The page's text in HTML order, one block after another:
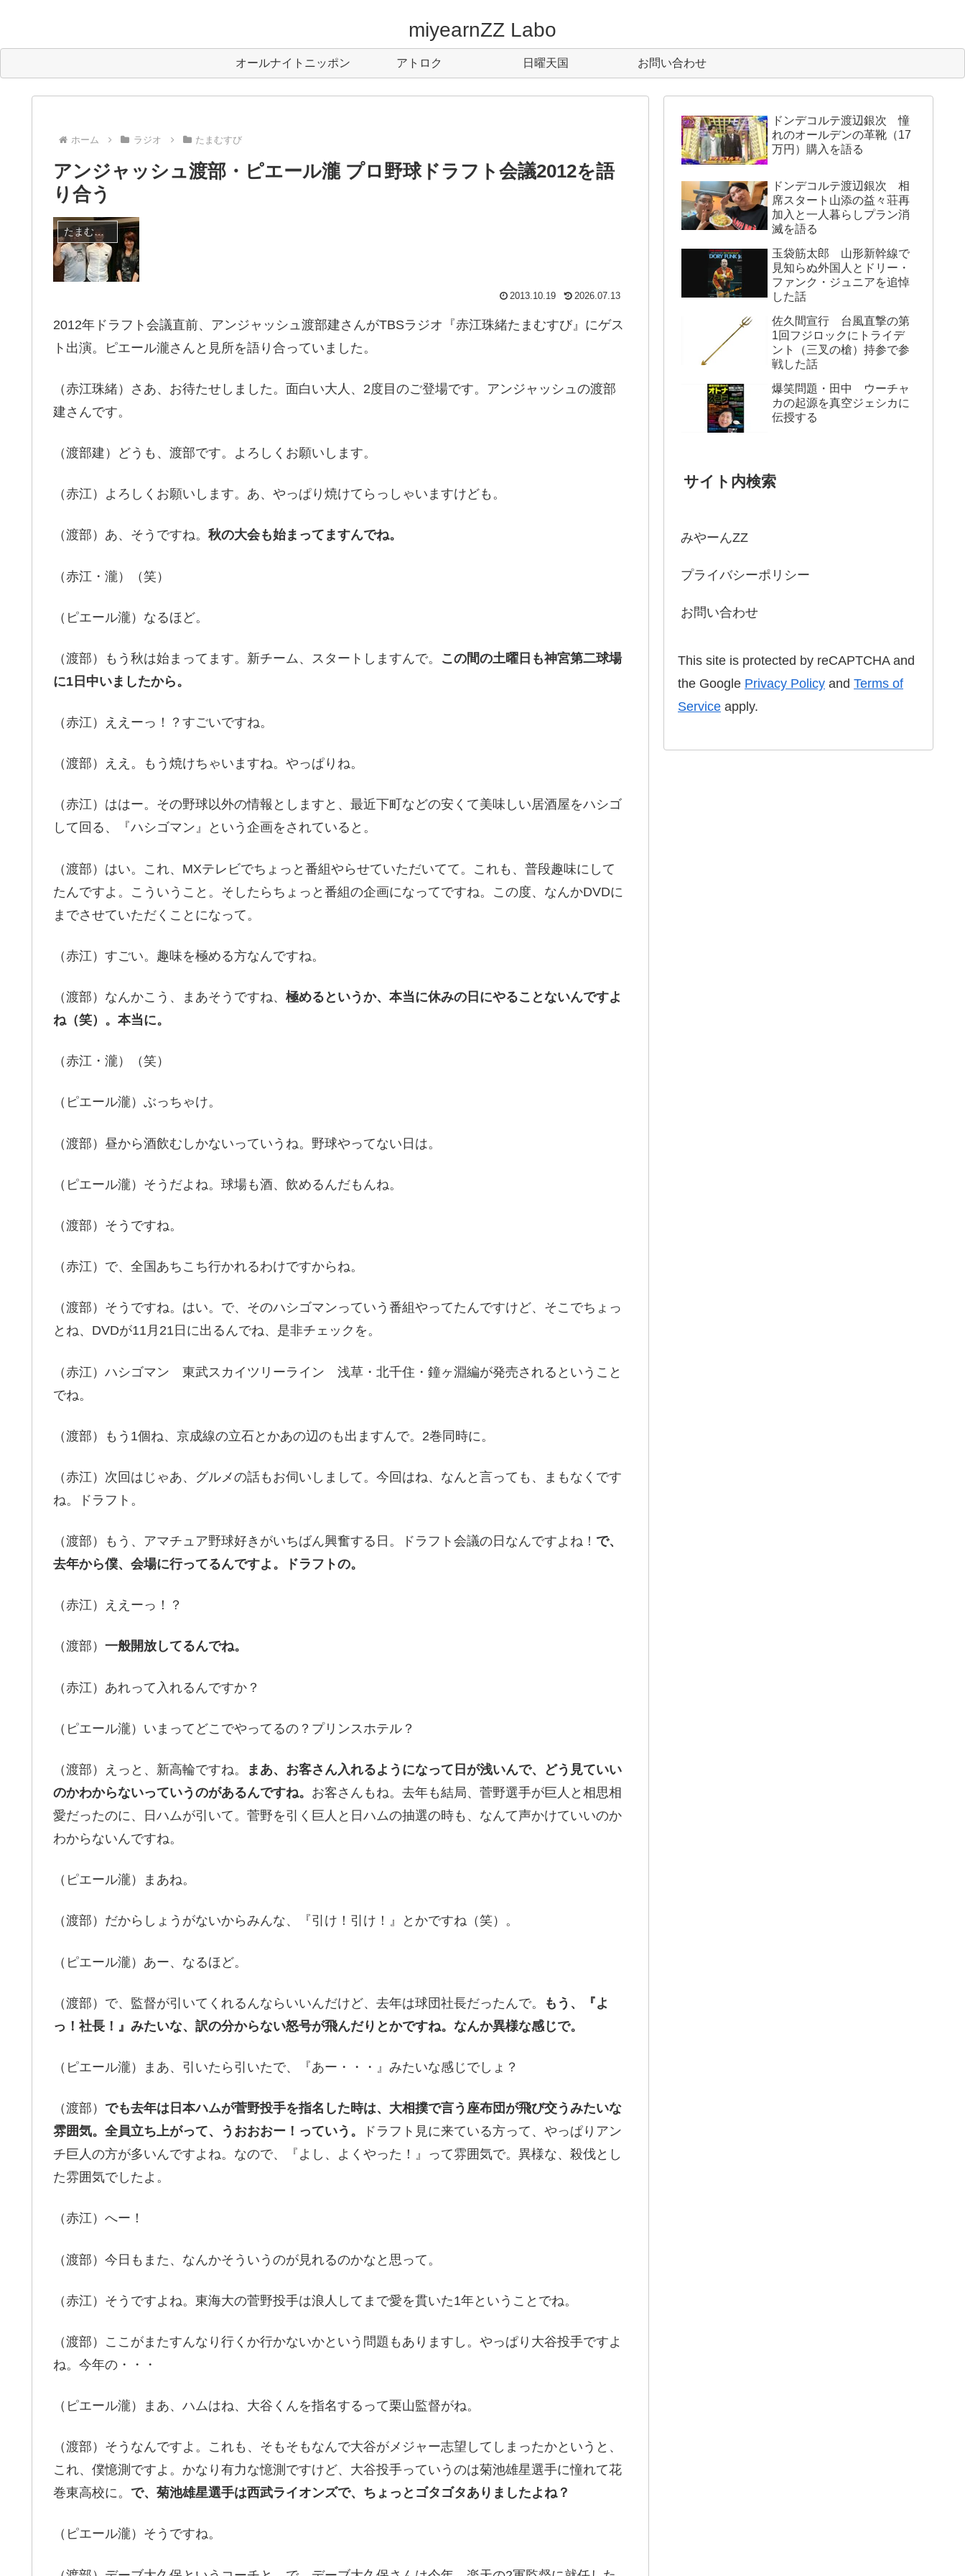
miyearnZZ Labo
オールナイトニッポン アトロク 日曜天国 お問い合わせ
ホーム ラジオ たまむすび
アンジャッシュ渡部・ピエール瀧 プロ野球ドラフト会議2012を語
り合う
たまむすび
2013.10.19 2026.07.13
2012年ドラフト会議直前、アンジャッシュ渡部建さんがTBSラジオ『赤江珠緒たまむすび』にゲス
ト出演。ピエール瀧さんと見所を語り合っていました。
（赤江珠緒）さあ、お待たせしました。面白い大人、2度目のご登場です。アンジャッシュの渡部
建さんです。
（渡部建）どうも、渡部です。よろしくお願いします。
（赤江）よろしくお願いします。あ、やっぱり焼けてらっしゃいますけども。
（渡部）あ、そうですね。 秋の大会も始まってますんでね。
（赤江・瀧）（笑）
（ピエール瀧）なるほど。
（渡部）もう秋は始まってます。新チーム、スタートしますんで。 この間の土曜日も神宮第二球場
に1日中いましたから。
（赤江）ええーっ！？すごいですね。
（渡部）ええ。もう焼けちゃいますね。やっぱりね。
（赤江）ははー。その野球以外の情報としますと、最近下町などの安くて美味しい居酒屋をハシゴ
して回る、『ハシゴマン』という企画をされていると。
（渡部）はい。これ、MXテレビでちょっと番組やらせていただいてて。これも、普段趣味にして
たんですよ。こういうこと。そしたらちょっと番組の企画になってですね。この度、なんかDVDに
までさせていただくことになって。
（赤江）すごい。趣味を極める方なんですね。
（渡部）なんかこう、まあそうですね、 極めるというか、本当に休みの日にやることないんですよ
ね（笑）。本当に。
（赤江・瀧）（笑）
（ピエール瀧）ぶっちゃけ。
（渡部）昼から酒飲むしかないっていうね。野球やってない日は。
（ピエール瀧）そうだよね。球場も酒、飲めるんだもんね。
（渡部）そうですね。
（赤江）で、全国あちこち行かれるわけですからね。
（渡部）そうですね。はい。で、そのハシゴマンっていう番組やってたんですけど、そこでちょっ
とね、DVDが11月21日に出るんでね、是非チェックを。
（赤江）ハシゴマン 東武スカイツリーライン 浅草・北千住・鐘ヶ淵編が発売されるということ
でね。
（渡部）もう1個ね、京成線の立石とかあの辺のも出ますんで。2巻同時に。
（赤江）次回はじゃあ、グルメの話もお伺いしまして。今回はね、なんと言っても、まもなくです
ね。ドラフト。
（渡部）もう、アマチュア野球好きがいちばん興奮する日。ドラフト会議の日なんですよね！ で、
去年から僕、会場に行ってるんですよ。ドラフトの。
（赤江）ええーっ！？
（渡部） 一般開放してるんでね。
（赤江）あれって入れるんですか？
（ピエール瀧）いまってどこでやってるの？プリンスホテル？
（渡部）えっと、新高輪ですね。
まあ、お客さん入れるようになって日が浅いんで、どう見ていい
のかわからないっていうのがあるんですね。 お客さんもね。去年も結局、菅野選手が巨人と相思相
愛だったのに、日ハムが引いて。菅野を引く巨人と日ハムの抽選の時も、なんて声かけていいのか
わからないんですね。
（ピエール瀧）まあね。
（渡部）だからしょうがないからみんな、『引け！引け！』とかですね（笑）。
（ピエール瀧）あー、なるほど。
（渡部）で、監督が引いてくれるんならいいんだけど、去年は球団社長だったんで。
もう、『よ
っ！社長！』みたいな、訳の分からない怒号が飛んだりとかですね。なんか異様な感じで。
（ピエール瀧）まあ、引いたら引いたで、『あー・・・』みたいな感じでしょ？
（渡部） でも去年は日本ハムが菅野投手を指名した時は、大相撲で言う座布団が飛び交うみたいな
雰囲気。全員立ち上がって、うおおおー！っていう。
ドラフト見に来ている方って、やっぱりアン
チ巨人の方が多いんですよね。なので、『よし、よくやった！』って雰囲気で。異様な、殺伐とし
た雰囲気でしたよ。
（赤江）へー！
（渡部）今日もまた、なんかそういうのが見れるのかなと思って。
（赤江）そうですよね。東海大の菅野投手は浪人してまで愛を貫いた1年ということでね。
（渡部）ここがまたすんなり行くか行かないかという問題もありますし。やっぱり大谷投手ですよ
ね。今年の・・・
（ピエール瀧）まあ、ハムはね、大谷くんを指名するって栗山監督がね。
（渡部）そうなんですよ。これも、そもそもなんで大谷がメジャー志望してしまったかというと、
これ、僕憶測ですよ。かなり有力な憶測ですけど、大谷投手っていうのは菊池雄星選手に憧れて花
巻東高校に。 で、菊池雄星選手は西武ライオンズで、ちょっとゴタゴタありましたよね？
（ピエール瀧）そうですね。
ドンデコルテ渡辺銀次 憧
れのオールデンの革靴（17
万円）購入を語る
ドンデコルテ渡辺銀次 相
席スタート山添の益々荘再
加入と一人暮らしプラン消
滅を語る
玉袋筋太郎 山形新幹線で
見知らぬ外国人とドリー・
ファンク・ジュニアを追悼
した話
佐久間宣行 台風直撃の第
1回フジロックにトライデ
ント（三叉の槍）持参で参
戦した話
爆笑問題・田中 ウーチャ
カの起源を真空ジェシカに
伝授する
サイト内検索
みやーんZZ
プライバシーポリシー
お問い合わせ
This site is protected by reCAPTCHA and
the Google Privacy Policy and Terms of
Service apply.